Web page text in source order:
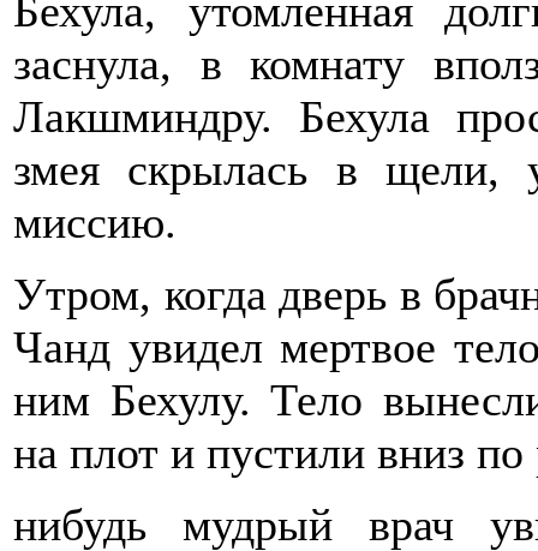
Бехула, утомленная
заснула, в комнату
Лакшминдру. Бехула
змея скрылась в щели,
миссию.
Утром, когда дверь в
Чанд увидел мертвое
ним Бехулу. Тело
на плот и пустили вниз
нибудь мудрый врач